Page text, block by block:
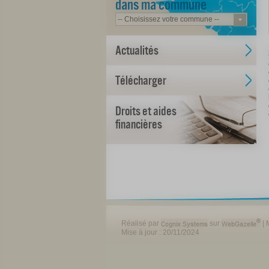
dans ma commune
Actualités
Télécharger
Droits et aides
financières
Réalisé par sur
Mise à jour : 20/11/2024